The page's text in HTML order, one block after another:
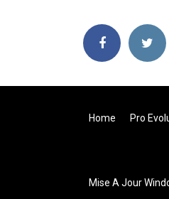
Home Pro
Mise A Jour